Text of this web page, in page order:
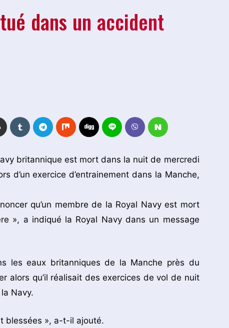
dans un accident
britannique est mort dans la nuit de mercredi
d’un exercice d’entrainement dans la Manche,
qu’un membre de la Royal Navy est mort
», a indiqué la Royal Navy dans un message
les eaux britanniques de la Manche près du
alors qu’il réalisait des exercices de vol de nuit
Navy.
blessées », a-t-il ajouté.